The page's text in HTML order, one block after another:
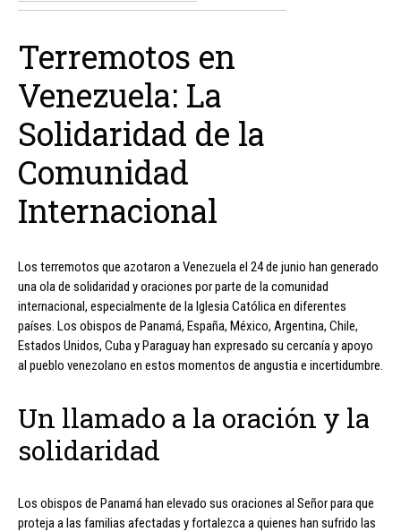
Terremotos en
Venezuela: La
Solidaridad de la
Comunidad
Internacional
Los terremotos que azotaron a Venezuela el 24 de junio han generado
una ola de solidaridad y oraciones por parte de la comunidad
internacional, especialmente de la Iglesia Católica en diferentes
países. Los obispos de Panamá, España, México, Argentina, Chile,
Estados Unidos, Cuba y Paraguay han expresado su cercanía y apoyo
al pueblo venezolano en estos momentos de angustia e incertidumbre.
Un llamado a la oración y la
solidaridad
Los obispos de Panamá han elevado sus oraciones al Señor para que
proteja a las familias afectadas y fortalezca a quienes han sufrido las